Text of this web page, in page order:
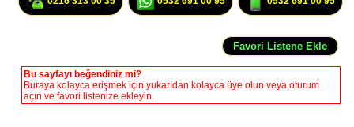
Bu sayfayı beğendiniz mi?
Buraya kolayca erişmek için yukarıdan kolayca üye olun veya oturum
açın ve favori listenize ekleyin.